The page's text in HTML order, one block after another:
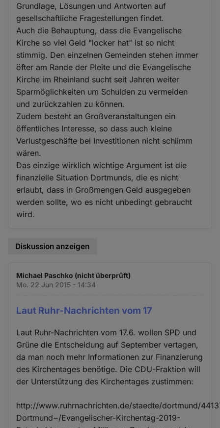
Grundlage, Lösungen und Antworten auf
gesellschaftliche Fragestellungen findet.
Auch die Behauptung, dass die Evangelische
Kirche so viel Geld "locker hat" ist so nicht
stimmig. Den einzelnen Gemeinden stehen immer
öfter am Rande der Pleite und die Evangelische
Kirche im Rheinland sucht seit Jahren weiter
Sparmöglichkeiten um Schulden zu vermeiden
und zurückzahlen zu können.
Zudem besteht an Großveranstaltungen ein
öffentliches Interesse, so dass auch kleine
Verlustgeschäfte bei Investitionen nicht schlimm
wären.
Das einzige wirklich wichtige Argument ist die
finanzielle Situation Dortmunds, die es nicht
erlaubt, dass in Großmengen Geld ausgegeben
werden sollte, wo es nicht unbedingt gebraucht
wird.
Diskussion anzeigen
Michael Paschko (nicht überprüft)
Mo. 22 Jun 2015 - 14:34
Laut Ruhr-Nachrichten vom 17
Laut Ruhr-Nachrichten vom 17.6. wollen SPD und
Grüne die Entscheidung auf September vertagen,
da man noch mehr Informationen zur Finanzierung
des Kirchentages benötige. Die CDU-Fraktion will
der Unterstützung des Kirchentages zustimmen:
http://www.ruhrnachrichten.de/staedte/dortmund/
Dortmund~/Evangelischer-Kirchentag-2019-